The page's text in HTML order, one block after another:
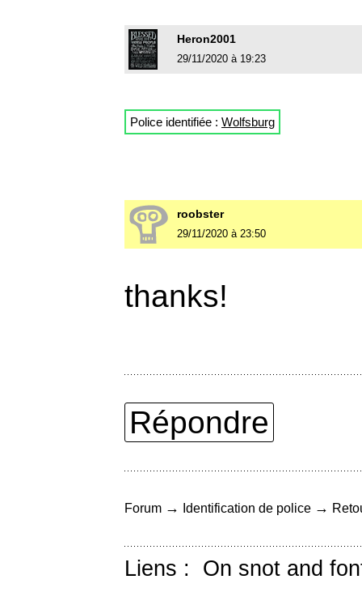
Heron2001
29/11/2020 à 19:23
Police identifiée : Wolfsburg
roobster
29/11/2020 à 23:50
thanks!
Répondre
Forum → Identification de police →
Liens : On snot and